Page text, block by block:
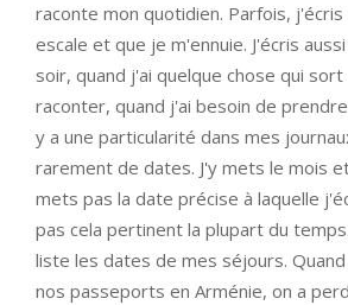
raconte mon quotidien. Parfois, j'écris
escale et que je m'ennuie. J'écris
soir, quand j'ai quelque chose qui
raconter, quand j'ai besoin de
y a une particularité dans mes
rarement de dates. J'y mets le mois
mets pas la date précise à laquelle
pas cela pertinent la plupart du
liste les dates de mes séjours.
nos passeports en Arménie, on a